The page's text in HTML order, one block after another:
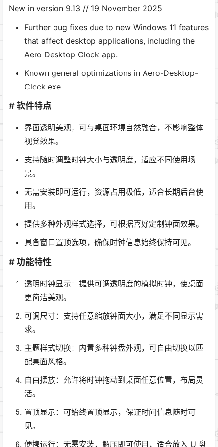
New in version 9.13 // 19 November 2025
Further bug fixes due to new Windows 11 features
that affect desktop applications, including the
Aero Desktop Clock app.
Known general optimizations in Aero-Desktop-
Clock.exe
# 软件特点
界面透明美观，可与桌面环境自然融合，不影响整体
视觉效果。
支持随时调整时钟大小与透明度，适应不同使用场
景。
无需安装即可运行，资源占用极低，适合长期后台使
用。
提供多种外观样式选择，可根据喜好定制钟面效果。
具备窗口置顶选项，确保时钟信息始终保持可见。
# 功能特性
透明时钟显示：提供可调透明度的模拟时钟，使桌面
更简洁美观。
可调尺寸：支持任意缩放钟面大小，满足不同显示需
求。
主题样式切换：内置多种钟盘外观，可自由切换以匹
配桌面风格。
自由摆放：允许将时钟拖动到桌面任意位置，布局灵
活。
置顶显示：可始终置顶显示，保证时间信息随时可
见。
便携运行：无需安装，解压即可使用，适合放入 U 盘